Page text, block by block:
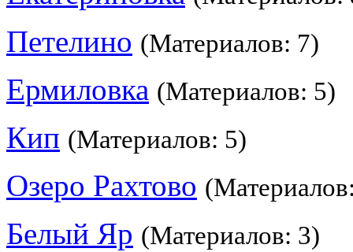
Петелино (Материалов: 7)
Ермиловка (Материалов: 5)
Кип (Материалов: 5)
Озеро Рахтово
Белый Яр (Материалов: 3)